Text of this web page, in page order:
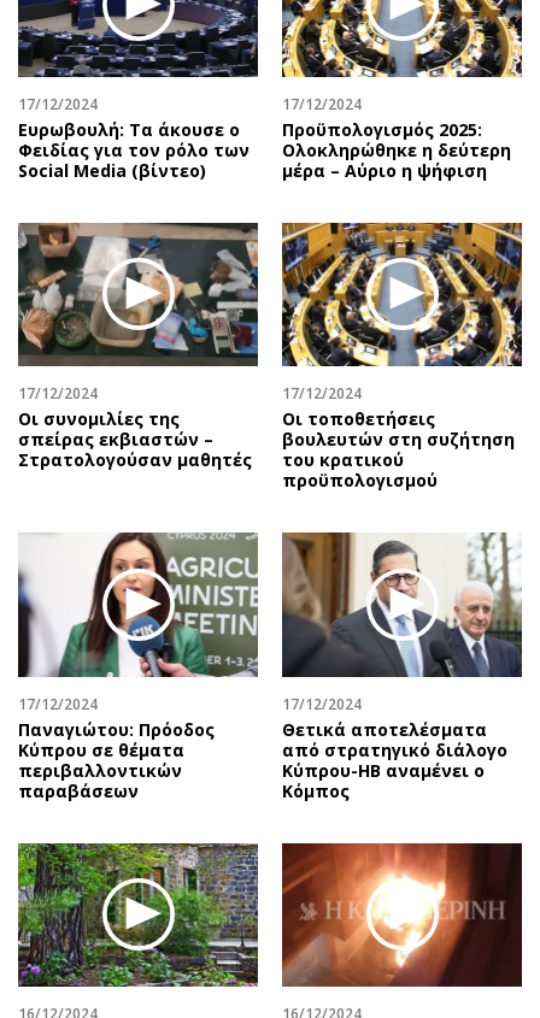
17/12/2024
Ευρωβουλή: Τα άκουσε ο
Φειδίας για τον ρόλο των
Social Media (βίντεο)
17/12/2024
Προϋπολογισμός 2025:
Ολοκληρώθηκε η δεύτερη
μέρα – Αύριο η ψήφιση
17/12/2024
Οι συνομιλίες της
σπείρας εκβιαστών –
Στρατολογούσαν μαθητές
17/12/2024
Οι τοποθετήσεις
βουλευτών στη συζήτηση
του κρατικού
προϋπολογισμού
17/12/2024
Παναγιώτου: Πρόοδος
Κύπρου σε θέματα
περιβαλλοντικών
παραβάσεων
17/12/2024
Θετικά αποτελέσματα
από στρατηγικό διάλογο
Κύπρου-ΗΒ αναμένει ο
Κόμπος
16/12/2024 16/12/2024